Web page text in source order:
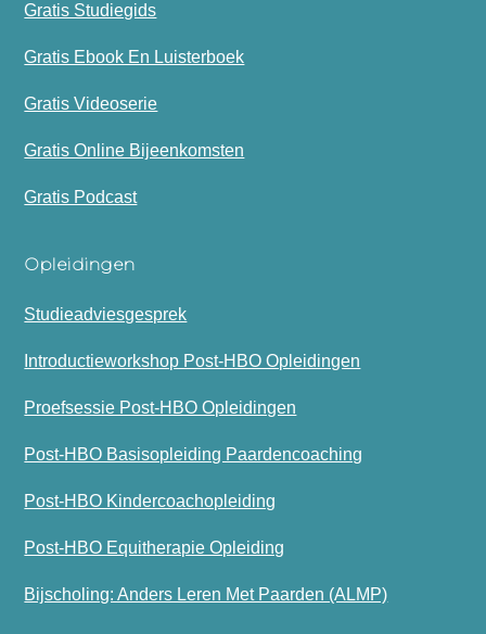
Gratis Studiegids
Gratis Ebook En Luisterboek
Gratis Videoserie
Gratis Online Bijeenkomsten
Gratis Podcast
Opleidingen
Studieadviesgesprek
Introductieworkshop Post-HBO Opleidingen
Proefsessie Post-HBO Opleidingen
Post-HBO Basisopleiding Paardencoaching
Post-HBO Kindercoachopleiding
Post-HBO Equitherapie Opleiding
Bijscholing: Anders Leren Met Paarden (ALMP)